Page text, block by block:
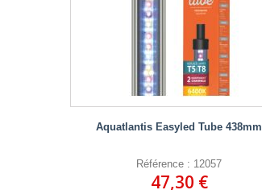
Aquatlantis Easyled Tube 438mm
Référence : 12057
47,30 €